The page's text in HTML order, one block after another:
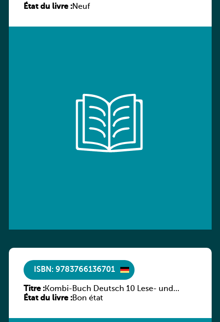
État du livre :Neuf
ISBN: 9783766136701
Titre :Kombi-Buch Deutsch 10 Lese- und
Sprachbuch
État du livre :Bon état